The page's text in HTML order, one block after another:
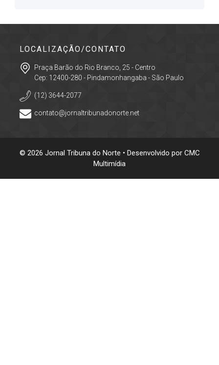
LOCALIZAÇÃO/CONTATO
Praça Barão do Rio Branco, 25 - Centro
Cep: 12400-280 - Pindamonhangaba - São Paulo
(12) 3644-2077
contato@jornaltribunadonorte.net
© 2026 Jornal Tribuna do Norte • Desenvolvido por CMC
Multimídia